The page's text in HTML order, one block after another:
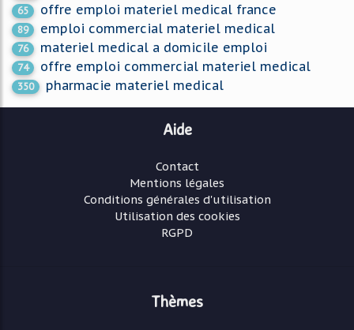
65 offre emploi materiel medical france
89 emploi commercial materiel medical
76 materiel medical a domicile emploi
74 offre emploi commercial materiel medical
350 pharmacie materiel medical
Aide
Contact
Mentions légales
Conditions générales d'utilisation
Utilisation des cookies
RGPD
Thèmes